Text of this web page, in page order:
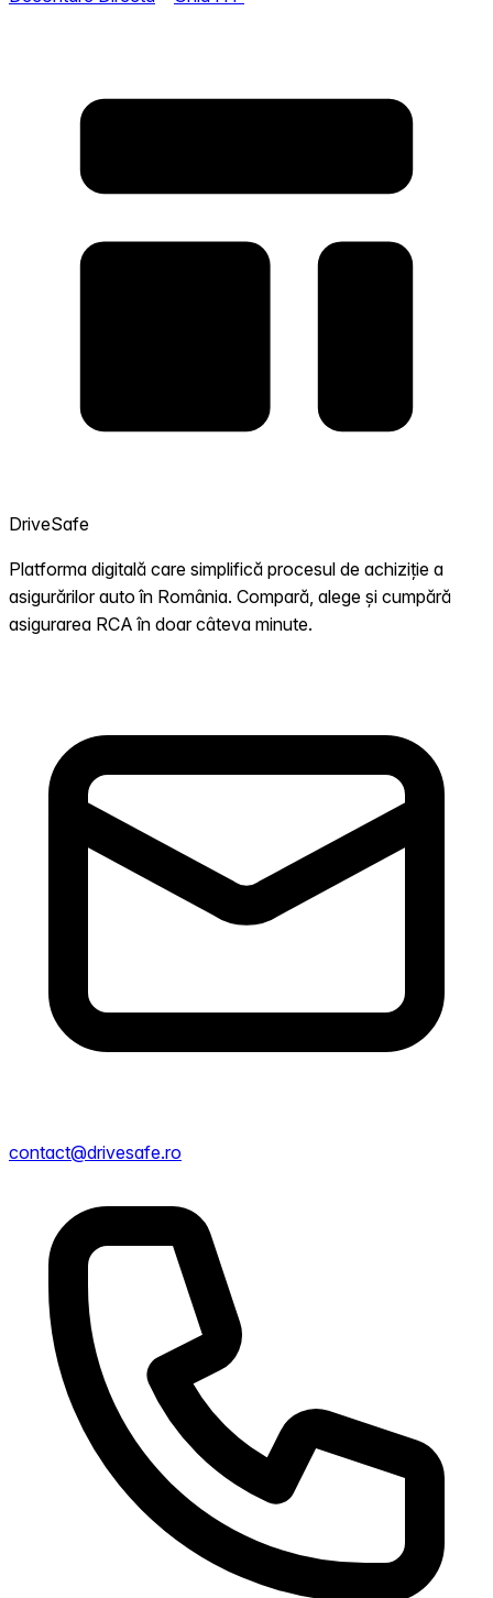
DriveSafe
Platforma digitală care simplifică procesul de achiziție a
asigurărilor auto în România. Compară, alege și cumpără
asigurarea RCA în doar câteva minute.
contact@drivesafe.ro